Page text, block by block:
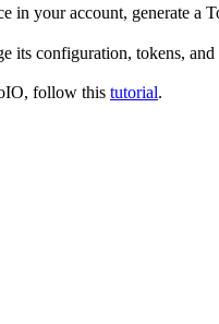
in your account, generate
its configuration, tokens,
follow this tutorial.